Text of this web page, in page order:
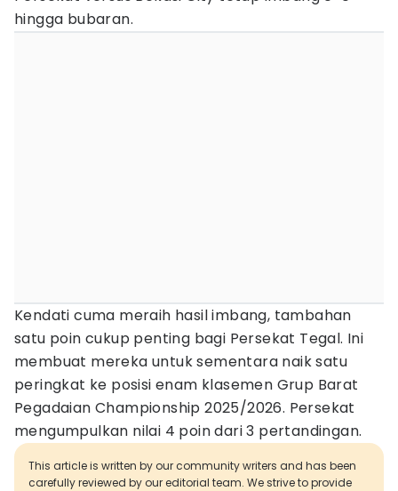
hingga bubaran.
Kendati cuma meraih hasil imbang, tambahan
satu poin cukup penting bagi Persekat Tegal. Ini
membuat mereka untuk sementara naik satu
peringkat ke posisi enam klasemen Grup Barat
Pegadaian Championship 2025/2026. Persekat
mengumpulkan nilai 4 poin dari 3 pertandingan.
This article is written by our community writers and has been
carefully reviewed by our editorial team. We strive to provide